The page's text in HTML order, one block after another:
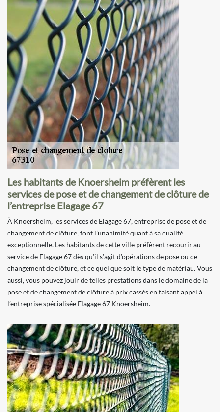
Les habitants de Knoersheim préfèrent les
services de pose et de changement de clôture de
l’entreprise Elagage 67
À Knoersheim, les services de Elagage 67, entreprise de pose et de
changement de clôture, font l’unanimité quant à sa qualité
exceptionnelle. Les habitants de cette ville préfèrent recourir au
service de Elagage 67 dès qu’il s’agit d’opérations de pose ou de
changement de clôture, et ce quel que soit le type de matériau. Vous
aussi, vous pouvez jouir de telles prestations dans le domaine de la
pose et de changement de clôture à prix cassés en faisant appel à
l’entreprise spécialisée Elagage 67 Knoersheim.